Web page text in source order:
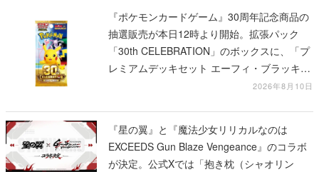
『ポケモンカードゲーム』30周年記念商品の
抽選販売が本日12時より開始。拡張パック
「30th CELEBRATION」のボックスに、「プ
レミアムデッキセット エーフィ・ブラッキ
ー」「FUTURISTIC BOX」の計3商品2026年8月10日
『星の翼』と『魔法少女リリカルなのは
EXCEEDS Gun Blaze Vengeance』のコラボ
が決定。公式Xでは「抱き枕（シャオリン